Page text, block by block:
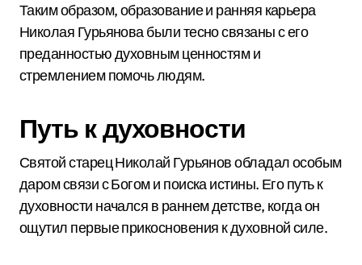
Таким образом, образование и ранняя карьера
Николая Гурьянова были тесно связаны с его
преданностью духовным ценностям и
стремлением помочь людям.
Путь к духовности
Святой старец Николай Гурьянов обладал особым
даром связи с Богом и поиска истины. Его путь к
духовности начался в раннем детстве, когда он
ощутил первые прикосновения к духовной силе.